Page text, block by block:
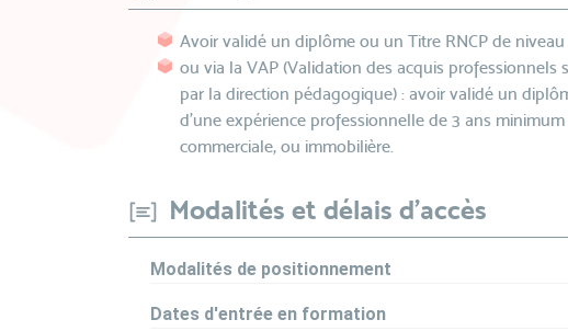
Avoir validé un diplôme ou un Titre RNCP de niveau
ou via la VAP (Validation des acquis
par la direction pédagogique) : avoir validé un
d’une expérience professionnelle de 3 ans
commerciale, ou immobilière.
Modalités et délais d'accès
Modalités de positionnement
Dates d'entrée en formation